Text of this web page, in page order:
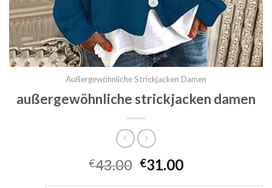
Außergewöhnliche Strickjacken Damen
außergewöhnliche strickjacken damen
€43.00 €31.00